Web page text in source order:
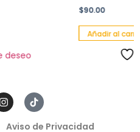
deseo
$90.00
Añadir al
Aviso de Privacidad